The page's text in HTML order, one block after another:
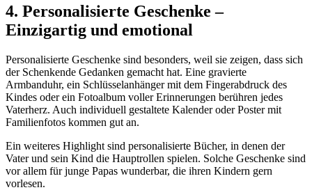
4. Personalisierte Geschenke –
Einzigartig und emotional
Personalisierte Geschenke sind besonders, weil sie zeigen, dass sich
der Schenkende Gedanken gemacht hat. Eine gravierte
Armbanduhr, ein Schlüsselanhänger mit dem Fingerabdruck des
Kindes oder ein Fotoalbum voller Erinnerungen berühren jedes
Vaterherz. Auch individuell gestaltete Kalender oder Poster mit
Familienfotos kommen gut an.
Ein weiteres Highlight sind personalisierte Bücher, in denen der
Vater und sein Kind die Hauptrollen spielen. Solche Geschenke sind
vor allem für junge Papas wunderbar, die ihren Kindern gern
vorlesen.